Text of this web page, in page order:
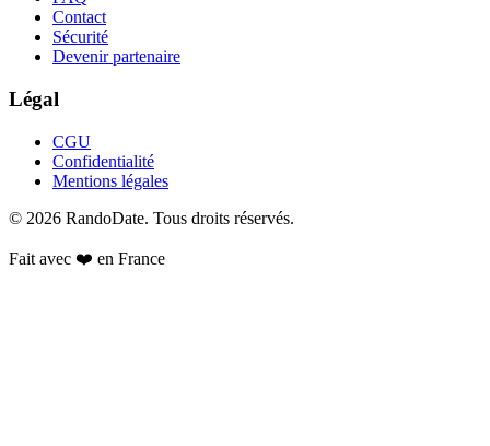
Contact
Sécurité
Devenir partenaire
Légal
CGU
Confidentialité
Mentions légales
© 2026 RandoDate. Tous droits réservés.
Fait avec ❤️ en France